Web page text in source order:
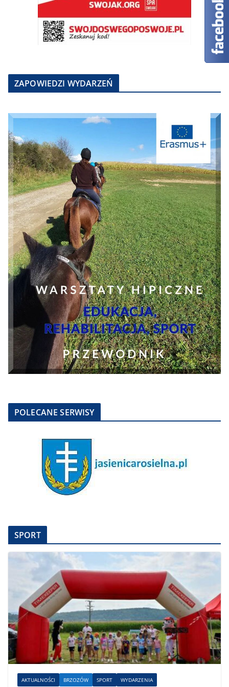
ZAPOWIEDZI WYDARZEŃ
POLECANE SERWISY
SPORT
AKTUALNOŚCI BRZOZÓW SPORT WYDARZENIA